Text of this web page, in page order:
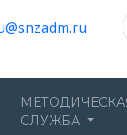
СЛУЖБА